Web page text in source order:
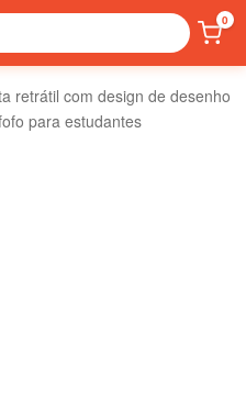
retrátil com design de desenho
para estudantes
0